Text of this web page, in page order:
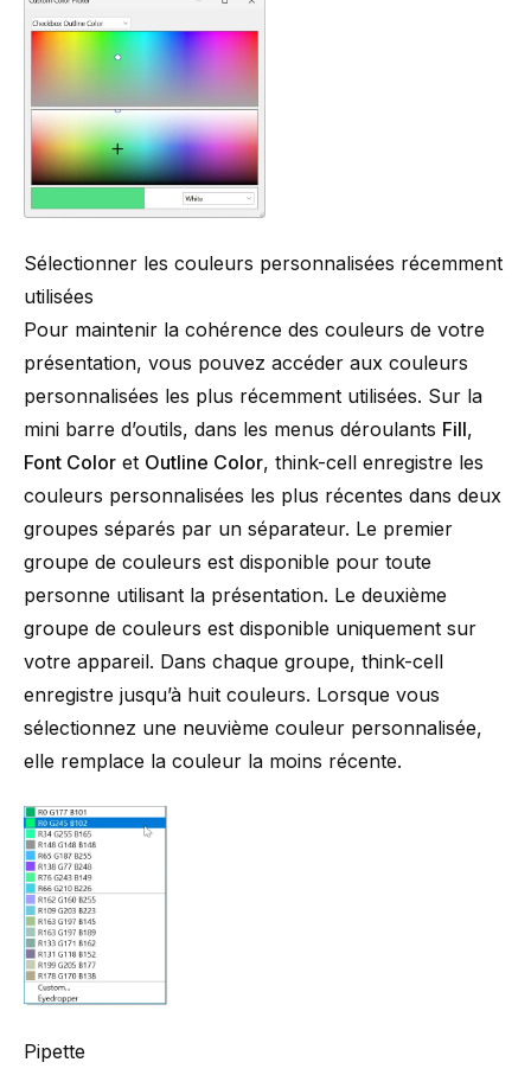
Sélectionner les couleurs personnalisées récemment
utilisées
Pour maintenir la cohérence des couleurs de votre
présentation, vous pouvez accéder aux couleurs
personnalisées les plus récemment utilisées. Sur la
mini barre d’outils, dans les menus déroulants Fill,
Font Color et Outline Color, think-cell enregistre les
couleurs personnalisées les plus récentes dans deux
groupes séparés par un séparateur. Le premier
groupe de couleurs est disponible pour toute
personne utilisant la présentation. Le deuxième
groupe de couleurs est disponible uniquement sur
votre appareil. Dans chaque groupe, think-cell
enregistre jusqu’à huit couleurs. Lorsque vous
sélectionnez une neuvième couleur personnalisée,
elle remplace la couleur la moins récente.
Pipette